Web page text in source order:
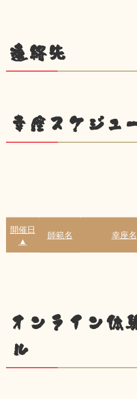
連絡先
幸座スケジュ
開催日
▲
師範名 幸座名
オンライン体
ル